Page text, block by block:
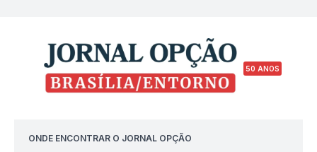
50 ANOS
ONDE ENCONTRAR O JORNAL OPÇÃO